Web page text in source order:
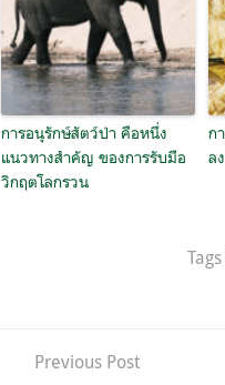
การอนุรักษ์สัตว์ป่า คือหนึ่ง
แนวทางสำคัญ ของการรับมือ
วิกฤตโลกรวน
ก
ล
Previous Post